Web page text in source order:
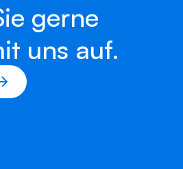
gerne
uns auf.